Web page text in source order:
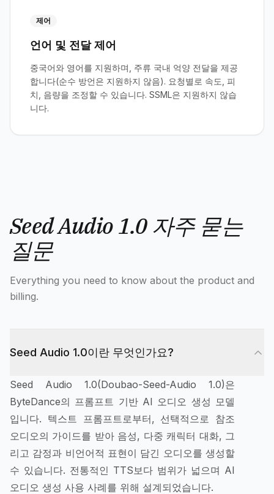
제어
언어 및 전달 제어
중국어와 영어를 지원하며, 주류 국내 억양 전달을 제공
합니다(순수 방언은 지원하지 않음). 요청별로 속도, 피
치, 음량을 조정할 수 있습니다. SSML은 지원하지 않습
니다.
Seed Audio 1.0 자주 묻는
질문
Everything you need to know about the product and
billing.
Seed Audio 1.0이란 무엇인가요?
Seed Audio 1.0(Doubao-Seed-Audio 1.0)은
ByteDance의 프롬프트 기반 AI 오디오 생성 모델
입니다. 텍스트 프롬프트로부터, 선택적으로 참조
오디오의 가이드를 받아 음성, 다중 캐릭터 대화, 그
리고 감정과 비언어적 표현이 담긴 오디오를 생성할
수 있습니다. 전통적인 TTS보다 범위가 넓으며 AI
오디오 생성 사용 사례를 위해 설계되었습니다.